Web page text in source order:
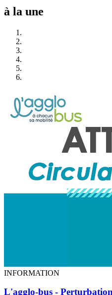
à la une
INFORMATION
L'agglo-bus -